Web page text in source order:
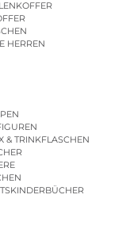
HERREN
& TRINKFLASCHEN